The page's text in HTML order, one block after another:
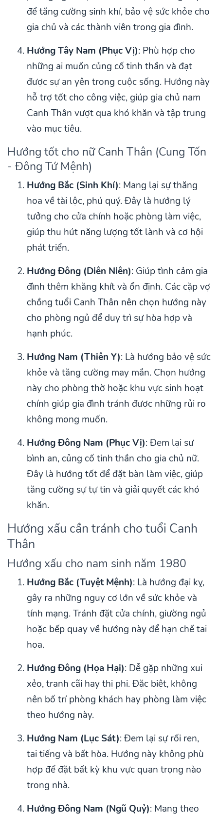
để tăng cường sinh khí, bảo vệ sức khỏe cho
gia chủ và các thành viên trong gia đình.
Hướng Tây Nam (Phục Vị): Phù hợp cho
những ai muốn củng cố tinh thần và đạt
được sự an yên trong cuộc sống. Hướng này
hỗ trợ tốt cho công việc, giúp gia chủ nam
Canh Thân vượt qua khó khăn và tập trung
vào mục tiêu.
Hướng tốt cho nữ Canh Thân (Cung Tốn
- Đông Tứ Mệnh)
Hướng Bắc (Sinh Khí): Mang lại sự thăng
hoa về tài lộc, phú quý. Đây là hướng lý
tưởng cho cửa chính hoặc phòng làm việc,
giúp thu hút năng lượng tốt lành và cơ hội
phát triển.
Hướng Đông (Diên Niên): Giúp tình cảm gia
đình thêm khăng khít và ổn định. Các cặp vợ
chồng tuổi Canh Thân nên chọn hướng này
cho phòng ngủ để duy trì sự hòa hợp và
hạnh phúc.
Hướng Nam (Thiên Y): Là hướng bảo vệ sức
khỏe và tăng cường may mắn. Chọn hướng
này cho phòng thờ hoặc khu vực sinh hoạt
chính giúp gia đình tránh được những rủi ro
không mong muốn.
Hướng Đông Nam (Phục Vị): Đem lại sự
bình an, củng cố tinh thần cho gia chủ nữ.
Đây là hướng tốt để đặt bàn làm việc, giúp
tăng cường sự tự tin và giải quyết các khó
khăn.
Hướng xấu cần tránh cho tuổi Canh
Thân
Hướng xấu cho nam sinh năm 1980
Hướng Bắc (Tuyệt Mệnh): Là hướng đại kỵ,
gây ra những nguy cơ lớn về sức khỏe và
tính mạng. Tránh đặt cửa chính, giường ngủ
hoặc bếp quay về hướng này để hạn chế tai
họa.
Hướng Đông (Họa Hại): Dễ gặp những xui
xẻo, tranh cãi hay thị phi. Đặc biệt, không
nên bố trí phòng khách hay phòng làm việc
theo hướng này.
Hướng Nam (Lục Sát): Đem lại sự rối ren,
tai tiếng và bất hòa. Hướng này không phù
hợp để đặt bất kỳ khu vực quan trọng nào
trong nhà.
Hướng Đông Nam (Ngũ Quỷ): Mang theo